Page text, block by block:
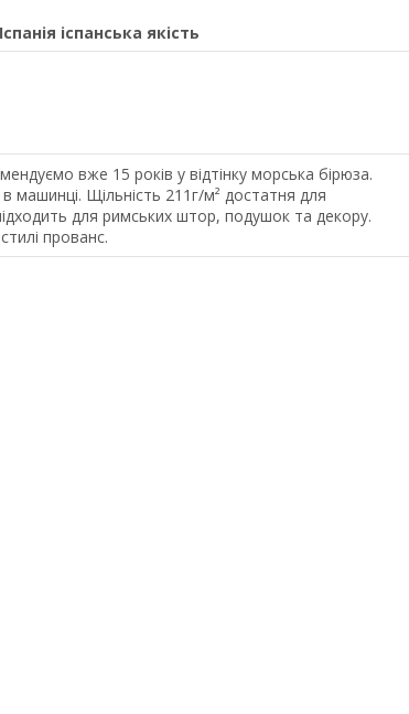
іспанська якість
вже 15 років у відтінку морська бірюза.
машинці. Щільність 211г/м² достатня для
для римських штор, подушок та декору.
прованс.